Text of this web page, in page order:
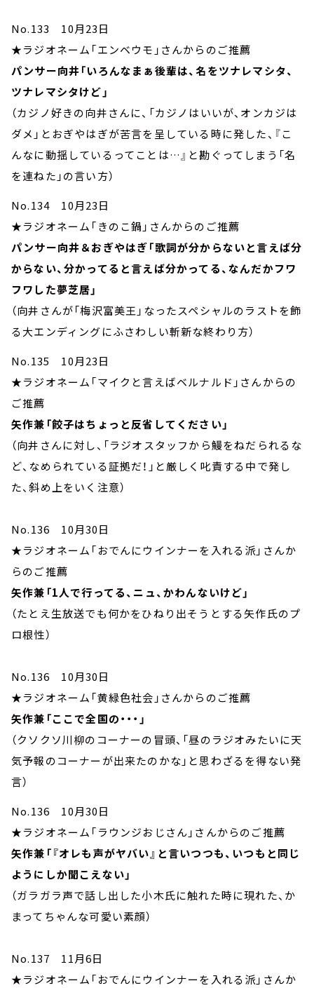
No.133 10月23日
★ラジオネーム「エンベウモ」さんからのご推薦
パンサー向井「いろんなまぁ後輩は、名をツナレマシタ、
ツナレマシタけど」
（カジノ好きの向井さんに、「カジノはいいが、オンカジは
ダメ」とおぎやはぎが苦言を呈している時に発した、『こ
んなに動揺しているってことは…』と勘ぐってしまう「名
を連ねた」の言い方）
No.134 10月23日
★ラジオネーム「きのこ鍋」さんからのご推薦
パンサー向井＆おぎやはぎ「歌詞が分からないと言えば分
からない、分かってると言えば分かってる、なんだかフワ
フワした夢芝居」
（向井さんが「梅沢富美王」なったスペシャルのラストを飾
る大エンディングにふさわしい斬新な終わり方）
No.135 10月23日
★ラジオネーム「マイクと言えばベルナルド」さんからの
ご推薦
矢作兼「餃子はちょっと反省してください」
（向井さんに対し、「ラジオスタッフから鰻をねだられるな
ど、なめられている証拠だ！」と厳しく叱責する中で発し
た、斜め上をいく注意）
No.136 10月30日
★ラジオネーム「おでんにウインナーを入れる派」さんか
らのご推薦
矢作兼「1人で行ってる、ニュ、かわんないけど」
（たとえ生放送でも何かをひねり出そうとする矢作氏のプ
ロ根性）
No.136 10月30日
★ラジオネーム「黄緑色社会」さんからのご推薦
矢作兼「ここで全国の・・・」
（クソクソ川柳のコーナーの冒頭、「昼のラジオみたいに天
気予報のコーナーが出来たのかな」と思わざるを得ない発
言）
No.136 10月30日
★ラジオネーム「ラウンジおじさん」さんからのご推薦
矢作兼「『オレも声がヤバい』と言いつつも、いつもと同じ
ようにしか聞こえない」
（ガラガラ声で話し出した小木氏に触れた時に現れた、か
まってちゃんな可愛い素顔）
No.137 11月6日
★ラジオネーム「おでんにウインナーを入れる派」さんか